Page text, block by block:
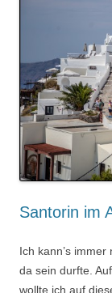
Santorin im
Ich kann’s
da sein durfte.
wollte ich auf